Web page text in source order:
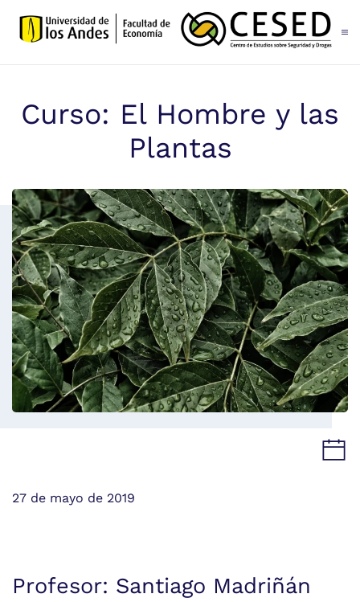
Skip to main content
Curso: El Hombre y las
Plantas
27 de mayo de 2019
Profesor: Santiago Madriñán